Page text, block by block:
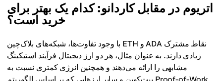
اتریوم در مقابل کاردانو: کدام یک بهتر برای
خرید است؟
با وجود تفاوت‌ها، شبکه‌های بلاک‌چین ETH و ADA نقاط مشترک
زیادی دارند. به عنوان مثال، هر دو ارز دیجیتال فرآیند استیکینگ
مشابهی را ارائه می‌دهند و همچنین انرژی کمتری نسبت به